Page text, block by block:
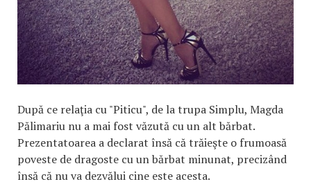
După ce relaţia cu "Piticu", de la trupa Simplu, Magda
Pălimariu nu a mai fost văzută cu un alt bărbat.
Prezentatoarea a declarat însă că trăieşte o frumoasă
poveste de dragoste cu un bărbat minunat, precizând
însă că nu va dezvălui cine este acesta.